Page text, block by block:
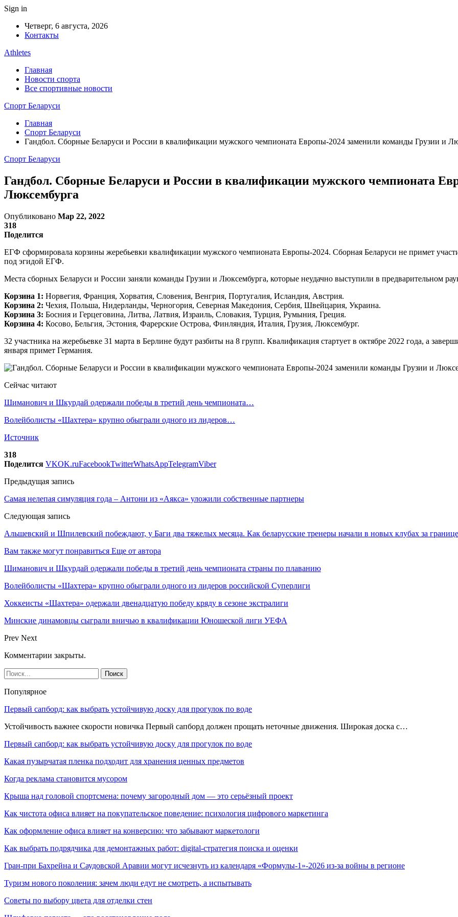
Sign in
Четверг, 6 августа, 2026
Контакты
Athletes
Главная
Новости спорта
Все спортивные новости
Спорт Беларуси
Главная
Спорт Беларуси
Гандбол. Сборные Беларуси и России в квалификации мужского чемпионата Европы-2024 заменили команды Грузии и
Спорт Беларуси
Гандбол. Сборные Беларуси и России в квалификации мужского чемпионата
Люксембурга
Опубликовано Мар 22, 2022
318
Поделится
ЕГФ сформировала корзины жеребьевки квалификации мужского чемпионата Европы-2024. Сборная Беларуси не примет
под эгидой ЕГФ.
Места сборных Беларуси и России заняли команды Грузии и Люксембурга, которые неудачно выступили в предварительном
Корзина 1: Норвегия, Франция, Хорватия, Словения, Венгрия, Португалия, Исландия, Австрия.
Корзина 2: Чехия, Польша, Нидерланды, Черногория, Северная Македония, Сербия, Швейцария, Украина.
Корзина 3: Босния и Герцеговина, Литва, Латвия, Израиль, Словакия, Турция, Румыния, Греция.
Корзина 4: Косово, Бельгия, Эстония, Фарерские Острова, Финляндия, Италия, Грузия, Люксембург.
32 участника на жеребьевке 31 марта в Берлине будут разбиты на 8 групп. Квалификация стартует в октябре 2022 года, а
января примет Германия.
Сейчас читают
Шиманович и Шкурдай одержали победы в третий день чемпионата…
Волейболисты «Шахтера» крупно обыграли одного из лидеров…
Источник
318
Поделится VKOK.ruFacebookTwitterWhatsAppTelegramViber
Предыдущая запись
Самая нелепая симуляция года – Антони из «Аякса» уложили собственные партнеры
Следующая запись
Альшевский и Шпилевский побеждают, у Баги два тяжелых месяца. Как беларусские тренеры начали в новых клубах за
Вам также могут понравиться Еще от автора
Шиманович и Шкурдай одержали победы в третий день чемпионата страны по плаванию
Волейболисты «Шахтера» крупно обыграли одного из лидеров российской Суперлиги
Хоккеисты «Шахтера» одержали двенадцатую победу кряду в сезоне экстралиги
Минские динамовцы сыграли вничью в квалификации Юношеской лиги УЕФА
Prev Next
Комментарии закрыты.
Популярное
Первый сапборд: как выбрать устойчивую доску для прогулок по воде
Устойчивость важнее скорости новичка Первый сапборд должен прощать неточные движения. Широкая доска с…
Первый сапборд: как выбрать устойчивую доску для прогулок по воде
Какая пузырчатая пленка подходит для хранения ценных предметов
Когда реклама становится мусором
Крыша над головой спортсмена: почему загородный дом — это серьёзный проект
Как чистота офиса влияет на покупательское поведение: психология цифрового маркетинга
Как оформление офиса влияет на конверсию: что забывают маркетологи
Как выбрать подрядчика для демонтажных работ: digital-стратегия поиска и оценки
Гран-при Бахрейна и Саудовской Аравии могут исчезнуть из календаря «Формулы-1»-2026 из-за войны в регионе
Туризм нового поколения: зачем люди едут не смотреть, а испытывать
Советы по выбору цвета для отделки стен